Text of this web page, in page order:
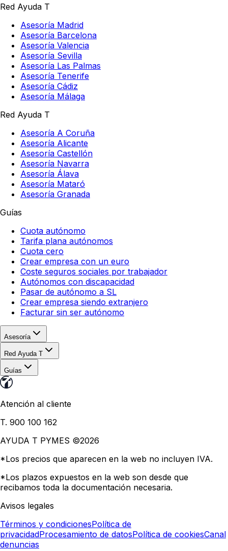
Red Ayuda T
Asesoría Madrid
Asesoría Barcelona
Asesoría Valencia
Asesoría Sevilla
Asesoría Las Palmas
Asesoría Tenerife
Asesoría Cádiz
Asesoría Málaga
Red Ayuda T
Asesoría A Coruña
Asesoría Alicante
Asesoría Castellón
Asesoría Navarra
Asesoría Álava
Asesoría Mataró
Asesoría Granada
Guías
Cuota autónomo
Tarifa plana autónomos
Cuota cero
Crear empresa con un euro
Coste seguros sociales por trabajador
Autónomos con discapacidad
Pasar de autónomo a SL
Crear empresa siendo extranjero
Facturar sin ser autónomo
Asesoría
Red Ayuda T
Guías
Atención al cliente
T. 900 100 162
AYUDA T PYMES ©2026
*Los precios que aparecen en la web no incluyen IVA.
*Los plazos expuestos en la web son desde que
recibamos toda la documentación necesaria.
Avisos legales
Términos y condicionesPolítica de
privacidadProcesamiento de datosPolítica de cookiesCanal
denuncias